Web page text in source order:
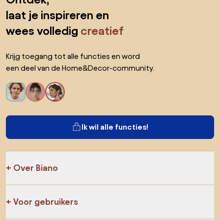
laat je inspireren en
wees volledig creatief
Krijg toegang tot alle functies en word
een deel van de Home&Decor-community.
Ik wil alle functies!
Over Biano
Voor gebruikers